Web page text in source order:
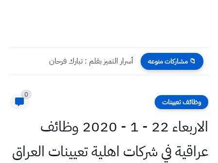
📁 مشاركات منوعه أسرار التميز بقلم : تبارك فرحان
وظائف تعيينات
0
الاربعاء 22 - 1 - 2020 وظائف
عراقية في شركات اهلية تعيينات العراق